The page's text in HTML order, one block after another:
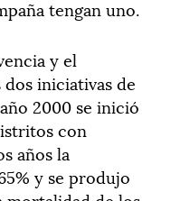
tengan uno.
y el
iniciativas de
2000 se inició
con
años la
y se produjo